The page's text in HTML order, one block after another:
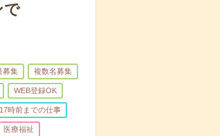
で
募集 複数名募集
WEB登録OK
17時前までの仕事
医療福祉